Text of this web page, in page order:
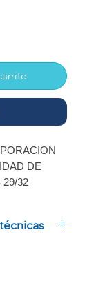
DE
29/32